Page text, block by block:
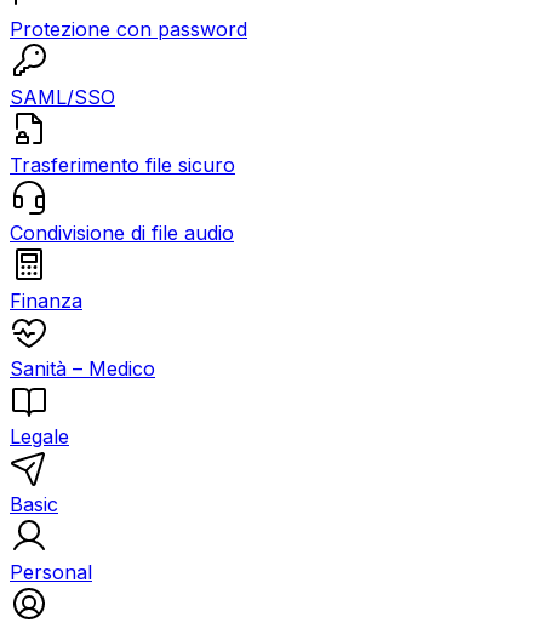
Protezione con password
SAML/SSO
Trasferimento file sicuro
Condivisione di file audio
Finanza
Sanità – Medico
Legale
Basic
Personal